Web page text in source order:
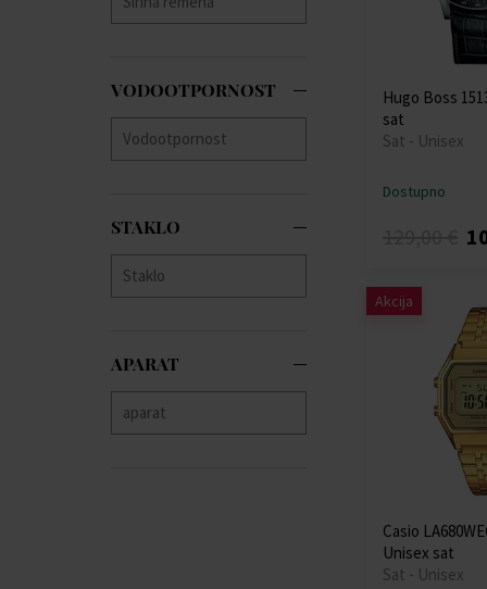
VODOOTPORNOST
STAKLO
APARAT
Hugo Boss
sat
Sat - Unisex
Dostupno
Akcija
Casio
Unisex sat
Sat - Unisex